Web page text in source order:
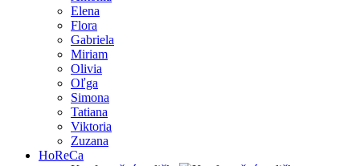
Elena
Flora
Gabriela
Miriam
Olivia
Oľga
Simona
Tatiana
Viktoria
Zuzana
HoReCa